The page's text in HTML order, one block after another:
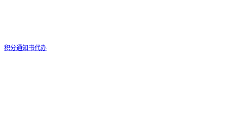
积分通知书代办